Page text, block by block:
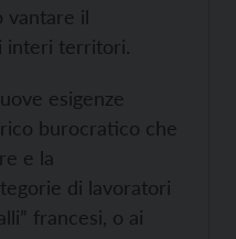
vantare il
interi territori.
esigenze
burocratico che
e la
di lavoratori
francesi, o ai